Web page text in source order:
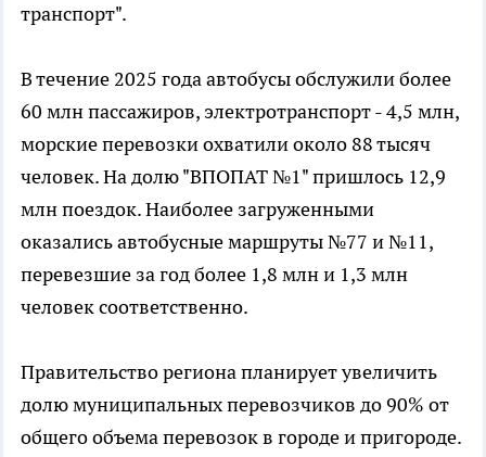
транспорт".
В течение 2025 года автобусы обслужили более
60 млн пассажиров, электротранспорт - 4,5 млн,
морские перевозки охватили около 88 тысяч
человек. На долю "ВПОПАТ №1" пришлось 12,9
млн поездок. Наиболее загруженными
оказались автобусные маршруты №77 и №11,
перевезшие за год более 1,8 млн и 1,3 млн
человек соответственно.
Правительство региона планирует увеличить
долю муниципальных перевозчиков до 90% от
общего объема перевозок в городе и пригороде.